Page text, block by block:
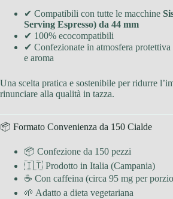
✔ Compatibili con tutte le macchine
Serving Espresso) da 44 mm
✔ 100% ecocompatibili
✔ Confezionate in atmosfera protettiva
e aroma
Una scelta pratica e sostenibile per ridurre
rinunciare alla qualità in tazza.
📦 Formato Convenienza da 150 Cialde
📦 Confezione da 150 pezzi
🇮🇹 Prodotto in Italia (Campania)
☕ Con caffeina (circa 95 mg per
🌱 Adatto a dieta vegetariana